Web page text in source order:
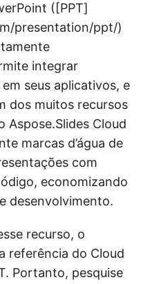
([PPT]
presentation/ppt/)
integrar
seus aplicativos, e
dos muitos recursos
Aspose.Slides Cloud
marcas d’água de
com
economizando
desenvolvimento.
recurso, o
referência do Cloud
Portanto, pesquise